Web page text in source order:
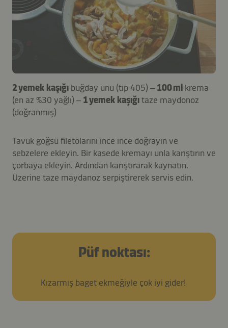
2 yemek kaşığı buğday unu (tip 405) – 100 ml krema
(en az %30 yağlı) – 1 yemek kaşığıtaze maydonoz
(doğranmış)
Tavuk göğsü filetolarını ince ince doğrayın ve
sebzelere ekleyin. Bir kasede kremayı unla karıştırın ve
çorbaya ekleyin. Ardından karıştırarak kaynatın.
Üzerine taze maydanoz serpiştirerek servis edin.
Püf noktası:
Kızarmış baget ekmeğiyle çok iyi gider!